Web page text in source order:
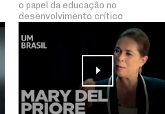
o papel da educação no
desenvolvimento crítico